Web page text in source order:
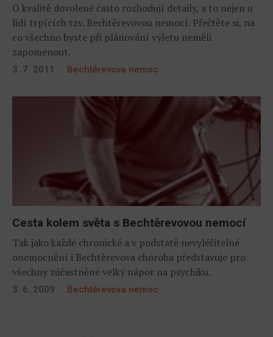
O kvalitě dovolené často rozhodují detaily, a to nejen u
lidí trpících tzv. Bechtěrevovou nemocí. Přečtěte si, na
co všechno byste při plánování výletu neměli
zapomenout.
3. 7. 2011 Bechtěrevova nemoc
Cesta kolem světa s Bechtěrevovou nemocí
Tak jako každé chronické a v podstatě nevyléčitelné
onemocnění i Bechtěrevova choroba představuje pro
všechny zúčastněné velký nápor na psychiku.
3. 6. 2009 Bechtěrevova nemoc